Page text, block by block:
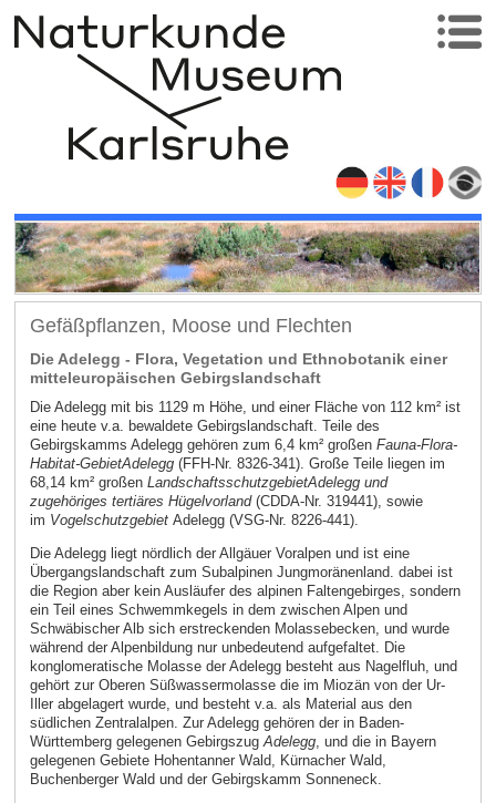
Gefäßpflanzen, Moose und Flechten
Die Adelegg - Flora, Vegetation und Ethnobotanik einer
mitteleuropäischen Gebirgslandschaft
Die Adelegg mit bis 1129 m Höhe, und einer Fläche von 112 km² ist
eine heute v.a. bewaldete Gebirgslandschaft. Teile des
Gebirgskamms Adelegg gehören zum 6,4 km² großen Fauna-Flora-
Habitat-GebietAdelegg(FFH-Nr. 8326-341). Große Teile liegen im
68,14 km² großen LandschaftsschutzgebietAdelegg und
zugehöriges tertiäres Hügelvorland(CDDA-Nr. 319441), sowie
im VogelschutzgebietAdelegg (VSG-Nr. 8226-441).
Die Adelegg liegt nördlich der Allgäuer Voralpen und ist eine
Übergangslandschaft zum Subalpinen Jungmoränenland. dabei ist
die Region aber kein Ausläufer des alpinen Faltengebirges, sondern
ein Teil eines Schwemmkegels in dem zwischen Alpen und
Schwäbischer Alb sich erstreckenden Molassebecken, und wurde
während der Alpenbildung nur unbedeutend aufgefaltet. Die
konglomeratische Molasse der Adelegg besteht aus Nagelfluh, und
gehört zur Oberen Süßwassermolasse die im Miozän von der Ur-
Iller abgelagert wurde, und besteht v.a. als Material aus den
südlichen Zentralalpen. Zur Adelegg gehören der in Baden-
Württemberg gelegenen GebirgszugAdelegg, und die in Bayern
gelegenen Gebiete Hohentanner Wald, Kürnacher Wald,
Buchenberger Wald und der Gebirgskamm Sonneneck.